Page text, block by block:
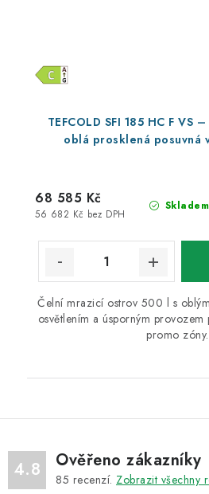
TEFCOLD SFI 185 HC F VS
oblá prosklená posuvná
Skladem
56 682 Kč bez DPH
68 585 Kč
Čelní mrazicí ostrov 500 l s
osvětlením a úsporným
promo zóny.
4.8 Ověřeno zákazníky
85 recenzí. Zobrazit všechny